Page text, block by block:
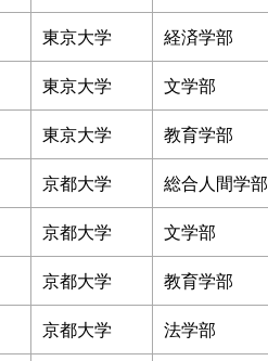
東京大学 経済学部
東京大学 文学部
東京大学 教育学部
京都大学 総合人間学部
京都大学 文学部
京都大学 教育学部
京都大学 法学部